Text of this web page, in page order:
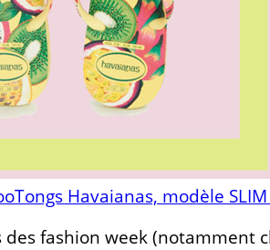
Havaianas, modèle
fashion week (notamment